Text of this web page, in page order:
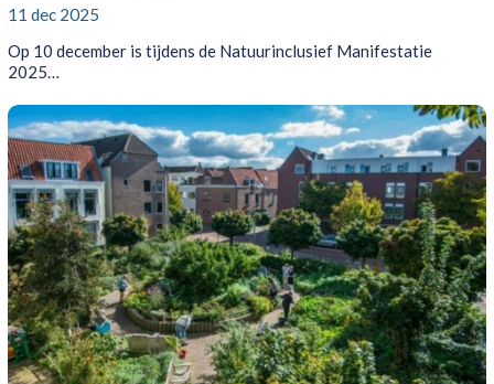
11 dec 2025
Op 10 december is tijdens de Natuurinclusief Manifestatie
2025…